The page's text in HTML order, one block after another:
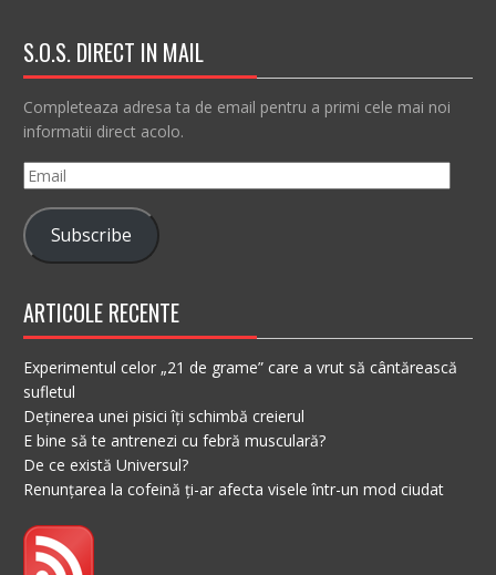
S.O.S. DIRECT IN MAIL
Completeaza adresa ta de email pentru a primi cele mai noi
informatii direct acolo.
Email
Subscribe
ARTICOLE RECENTE
Experimentul celor „21 de grame” care a vrut să cântărească
sufletul
Deținerea unei pisici îți schimbă creierul
E bine să te antrenezi cu febră musculară?
De ce există Universul?
Renunțarea la cofeină ți-ar afecta visele într-un mod ciudat